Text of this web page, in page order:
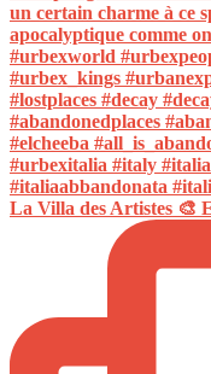
La Villa des Artistes 🎨